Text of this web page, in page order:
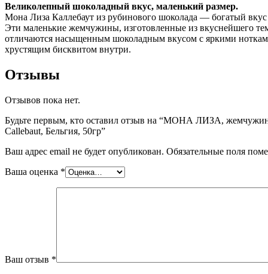
Великолепный шоколадный вкус, маленький размер.
Мона Лиза Каллебаут из рубинового шоколада — богатый
Эти маленькие жемчужины, изготовленные из вкуснейшего
отличаются насыщенным шоколадным вкусом с яркими
хрустящим бисквитом внутри.
Отзывы
Отзывов пока нет.
Будьте первым, кто оставил отзыв на “МОНА ЛИЗА,
Callebaut, Бельгия, 50гр”
Ваш адрес email не будет опубликован. Обязательные поля
Ваша оценка *
Ваш отзыв *